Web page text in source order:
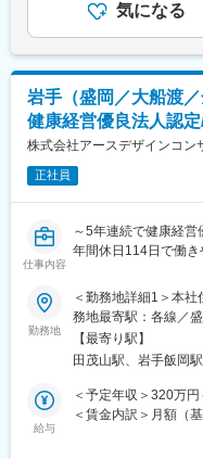
気になる
岩手（盛岡／大船渡
健康経営優良法人認
株式会社アースデザインコン
正社員
仕事内容
～5年連続で健康経
年間休日114日で働
※本求人は盛岡・大
す※
■業務内容：
土木設計担当として
行います
・官公庁（国・県・
勤務地
＜勤務地詳細1＞本
務地最寄駅：各線／
細2＞盛岡支店住所
北本線／岩手飯岡駅
策：その他（リモー
（リモートワーク含
【最寄り駅】
田茂山駅、岩手飯岡
給与
＜予定年収＞320万
＜賃金内訳＞月額（